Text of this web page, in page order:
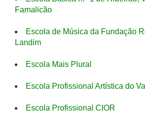
Famalicão
Escola de Música da Fundação
Landim
Escola Mais Plural
Escola Profissional Artística do
Escola Profissional CIOR